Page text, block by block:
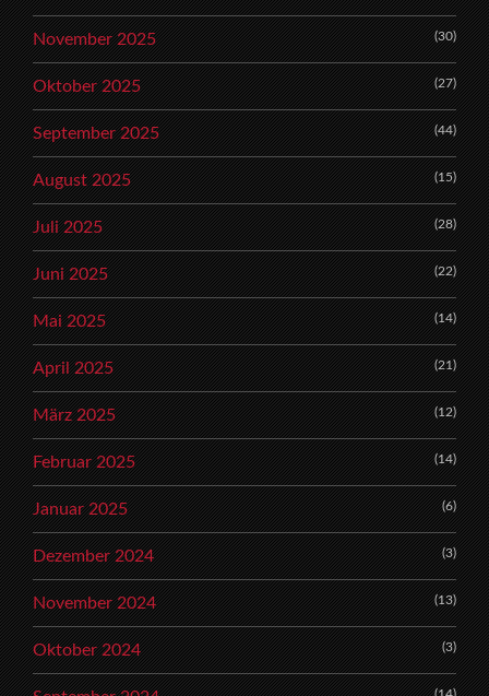
November 2025 (30)
Oktober 2025 (27)
September 2025 (44)
August 2025 (15)
Juli 2025 (28)
Juni 2025 (22)
Mai 2025 (14)
April 2025 (21)
März 2025 (12)
Februar 2025 (14)
Januar 2025 (6)
Dezember 2024 (3)
November 2024 (13)
Oktober 2024 (3)